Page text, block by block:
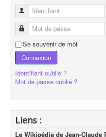
Identifiant
Mot de passe
Se souvenir de moi
Connexion
Identifiant oublié ?
Mot de passe oublié ?
Liens :
Le Wikipédia de Jean-Claude